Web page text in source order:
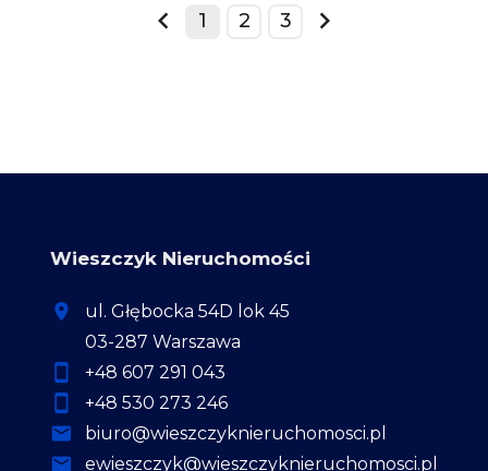
prev
1 2 3
next
Wieszczyk Nieruchomości
ul. Głębocka 54D lok 45
03-287 Warszawa
+48 607 291 043
+48 530 273 246
biuro@wieszczyknieruchomosci.pl
ewieszczyk@wieszczyknieruchomosci.pl